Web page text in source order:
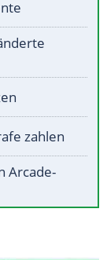
zahlen
Arcade-